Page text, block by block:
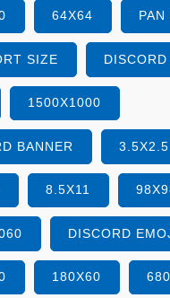
64X64 PAN
SIZE
1500X1000
BANNER 3.5X2.5
8.5X11
DISCORD
180X60